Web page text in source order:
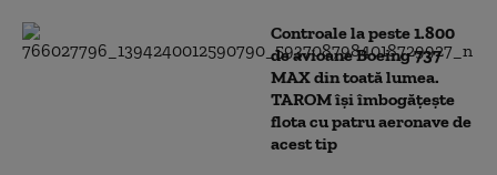
Controale la peste 1.800
de avioane Boeing 737
MAX din toată lumea.
TAROM își îmbogățește
flota cu patru aeronave de
acest tip